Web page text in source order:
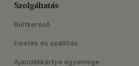
Szolgáltatás
Boltkereső
Fizetés és szállítás
Ajándékkártya egyenlege